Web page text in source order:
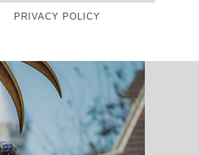
PRIVACY POLICY